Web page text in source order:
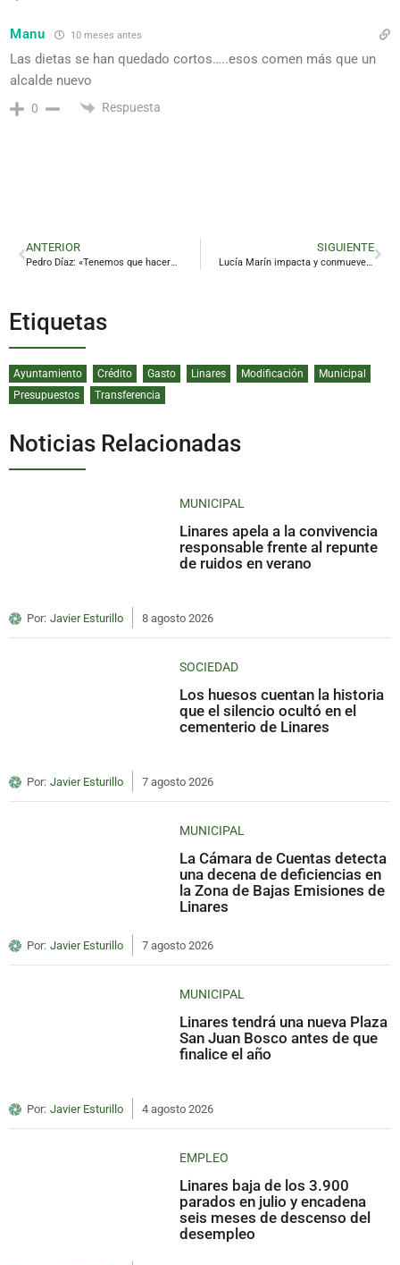
Manu 10 meses antes
Las dietas se han quedado cortos…..esos comen más que un
alcalde nuevo
0 Respuesta
ANTERIOR
Pedro Díaz: «Tenemos que hacernos fuertes en Linarejos»
SIGUIENTE
Lucía Marín impacta y conmueve con un soberbio concierto al frente de la Sinfónica de RTVE
Etiquetas
Ayuntamiento Crédito Gasto Linares Modificación
Municipal
Presupuestos
Transferencia
Noticias Relacionadas
MUNICIPAL
Linares apela a la convivencia
responsable frente al repunte
de ruidos en verano
Por: Javier Esturillo 8 agosto 2026
SOCIEDAD
Los huesos cuentan la historia
que el silencio ocultó en el
cementerio de Linares
Por: Javier Esturillo 7 agosto 2026
MUNICIPAL
La Cámara de Cuentas detecta
una decena de deficiencias en
la Zona de Bajas Emisiones de
Linares
Por: Javier Esturillo 7 agosto 2026
MUNICIPAL
Linares tendrá una nueva Plaza
San Juan Bosco antes de que
finalice el año
Por: Javier Esturillo 4 agosto 2026
EMPLEO
Linares baja de los 3.900
parados en julio y encadena
seis meses de descenso del
desempleo